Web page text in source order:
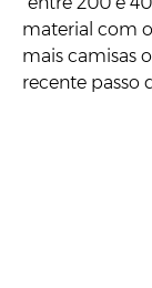
material com
mais camisas
recente passo